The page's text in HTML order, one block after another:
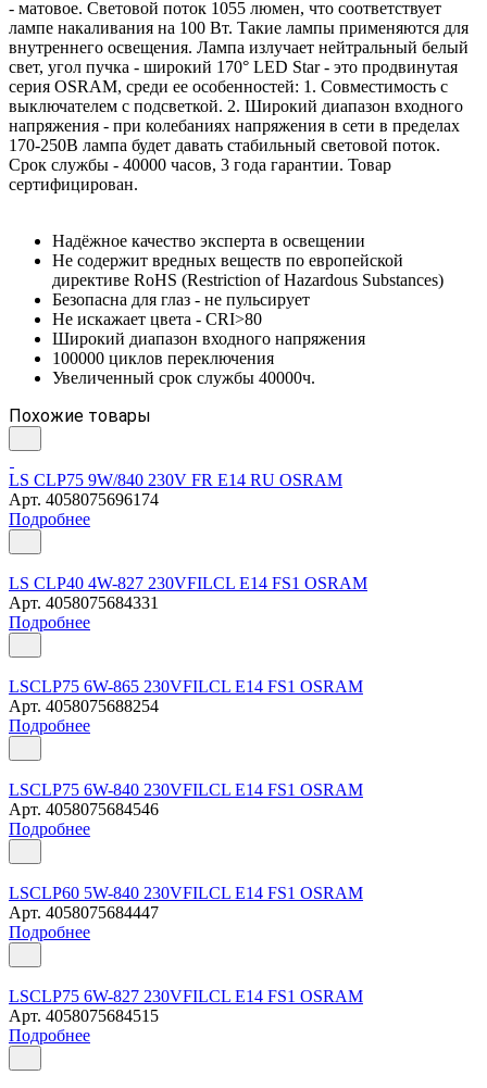
- матовое. Световой поток 1055 люмен, что соответствует
лампе накаливания на 100 Вт. Такие лампы применяются для
внутреннего освещения. Лампа излучает нейтральный белый
свет, угол пучка - широкий 170° LED Star - это продвинутая
серия OSRAM, среди ее особенностей: 1. Совместимость с
выключателем с подсветкой. 2. Широкий диапазон входного
напряжения - при колебаниях напряжения в сети в пределах
170-250В лампа будет давать стабильный световой поток.
Срок службы - 40000 часов, 3 года гарантии. Товар
сертифицирован.
Надёжное качество эксперта в освещении
Не содержит вредных веществ по европейской
директиве RoHS (Restriction of Hazardous Substances)
Безопасна для глаз - не пульсирует
Не искажает цвета - CRI>80
Широкий диапазон входного напряжения
100000 циклов переключения
Увеличенный срок службы 40000ч.
Похожие товары
LS CLP75 9W/840 230V FR E14 RU OSRAM
Арт. 4058075696174
Подробнее
LS CLP40 4W-827 230VFILCL E14 FS1 OSRAM
Арт. 4058075684331
Подробнее
LSCLP75 6W-865 230VFILCL E14 FS1 OSRAM
Арт. 4058075688254
Подробнее
LSCLP75 6W-840 230VFILCL E14 FS1 OSRAM
Арт. 4058075684546
Подробнее
LSCLP60 5W-840 230VFILCL E14 FS1 OSRAM
Арт. 4058075684447
Подробнее
LSCLP75 6W-827 230VFILCL E14 FS1 OSRAM
Арт. 4058075684515
Подробнее